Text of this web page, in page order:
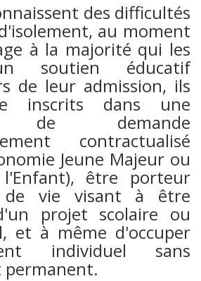
des difficultés
au moment
à la majorité qui les
soutien éducatif
de leur admission, ils
inscrits dans une
de demande
contractualisé
Jeune Majeur ou
être porteur
vie visant à être
projet scolaire ou
et à même d'occuper
individuel sans
permanent.